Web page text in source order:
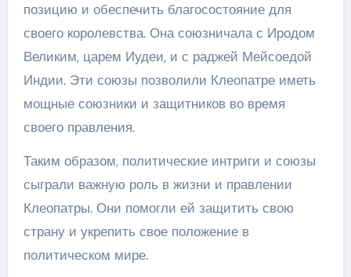
позицию и обеспечить благосостояние для
своего королевства. Она союзничала с Иродом
Великим, царем Иудеи, и с раджей Мейсоедой
Индии. Эти союзы позволили Клеопатре иметь
мощные союзники и защитников во время
своего правления.
Таким образом, политические интриги и союзы
сыграли важную роль в жизни и правлении
Клеопатры. Они помогли ей защитить свою
страну и укрепить свое положение в
политическом мире.